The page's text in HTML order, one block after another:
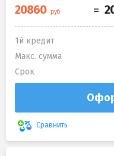
1й кредит
Макс. сумма
Срок
Сравнить